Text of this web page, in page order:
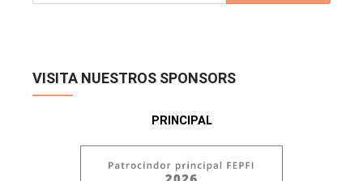
VISITA NUESTROS SPONSORS
PRINCIPAL